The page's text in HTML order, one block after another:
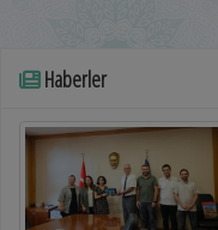
Haberler